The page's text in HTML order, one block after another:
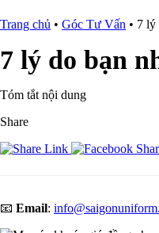
Trang chủ • Góc Tư Vấn • 7 lý
7 lý do bạn
Tóm tắt nội dung
Share
📧 Email: